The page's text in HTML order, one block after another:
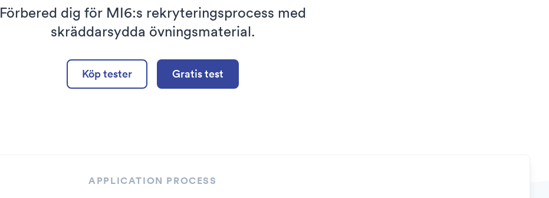
Förbered dig för MI6:s rekryteringsprocess med
skräddarsydda övningsmaterial.
Köp tester Gratis test
APPLICATION PROCESS